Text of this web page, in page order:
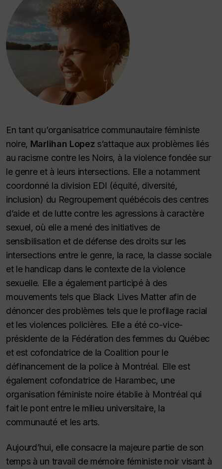
En tant qu’organisatrice communautaire féministe
noire, Marlihan Lopez s’attaque aux problèmes liés
au racisme contre les Noirs, à la violence fondée sur
le genre et à leurs intersections. Elle a notamment
coordonné la division EDI (équité, diversité,
inclusion) du Regroupement québécois des centres
d’aide et de lutte contre les agressions à caractère
sexuel, où elle a mené des initiatives de
sensibilisation et de défense des droits sur les
intersections entre le genre, la race, la classe sociale
et le handicap dans le contexte de la violence
sexuelle. Elle a également participé à des
mouvements tels que Black Lives Matter afin de
dénoncer des problèmes tels que le profilage racial
et les violences policières. Elle a été co-vice-
présidente de la Fédération des femmes du Québec
et est cofondatrice de la Coalition pour le
définancement de la police à Montréal. Elle est
également cofondatrice de Harambec, une
organisation féministe noire établie à Montréal qui
fait le pont entre le milieu universitaire, la
communauté et les arts.
Aujourd’hui, elle consacre la majeure partie de son
temps à un travail de mémoire féministe noir visant à